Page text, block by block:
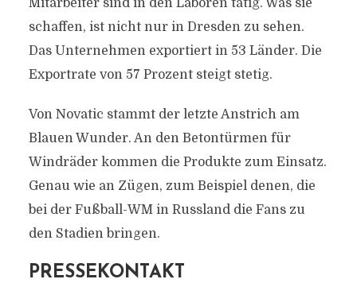
Mitarbeiter sind in den Laboren tätig. Was sie
schaffen, ist nicht nur in Dresden zu sehen.
Das Unternehmen exportiert in 53 Länder. Die
Exportrate von 57 Prozent steigt stetig.
Von Novatic stammt der letzte Anstrich am
Blauen Wunder. An den Betontürmen für
Windräder kommen die Produkte zum Einsatz.
Genau wie an Zügen, zum Beispiel denen, die
bei der Fußball-WM in Russland die Fans zu
den Stadien bringen.
PRESSEKONTAKT